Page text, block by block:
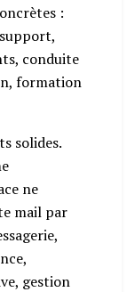
:
conduite
formation
solides.
ne
mail par
gestion